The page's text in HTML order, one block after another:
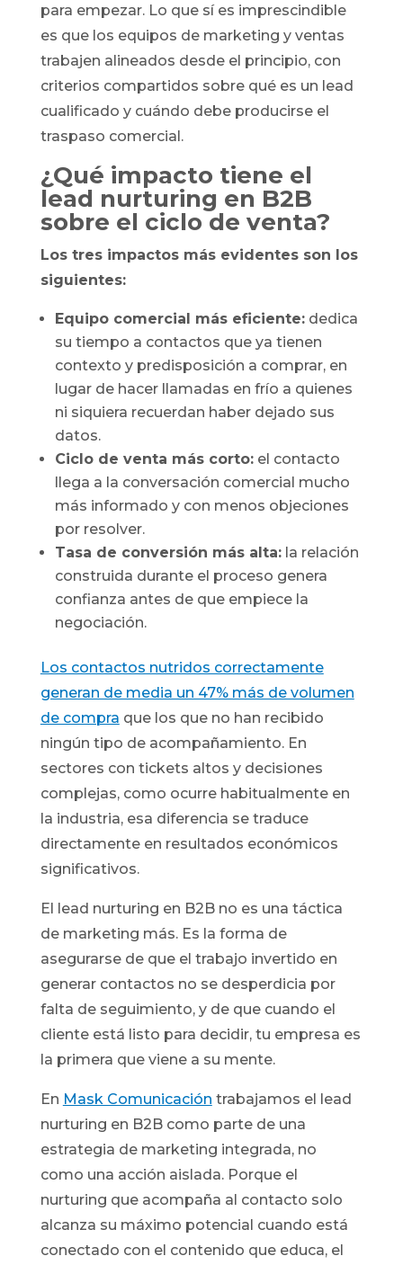
para empezar. Lo que sí es imprescindible
es que los equipos de marketing y ventas
trabajen alineados desde el principio, con
criterios compartidos sobre qué es un lead
cualificado y cuándo debe producirse el
traspaso comercial.
¿Qué impacto tiene el
lead nurturing en B2B
sobre el ciclo de venta?
Los tres impactos más evidentes son los
siguientes:
Equipo comercial más eficiente:dedica
su tiempo a contactos que ya tienen
contexto y predisposición a comprar, en
lugar de hacer llamadas en frío a quienes
ni siquiera recuerdan haber dejado sus
datos.
Ciclo de venta más corto:el contacto
llega a la conversación comercial mucho
más informado y con menos objeciones
por resolver.
Tasa de conversión más alta:la relación
construida durante el proceso genera
confianza antes de que empiece la
negociación.
Los contactos nutridos correctamente
generan de media un 47% más de volumen
de compra que los que no han recibido
ningún tipo de acompañamiento. En
sectores con tickets altos y decisiones
complejas, como ocurre habitualmente en
la industria, esa diferencia se traduce
directamente en resultados económicos
significativos.
El lead nurturing en B2B no es una táctica
de marketing más. Es la forma de
asegurarse de que el trabajo invertido en
generar contactos no se desperdicia por
falta de seguimiento, y de que cuando el
cliente está listo para decidir, tu empresa es
la primera que viene a su mente.
En Mask Comunicación trabajamos el lead
nurturing en B2B como parte de una
estrategia de marketing integrada, no
como una acción aislada. Porque el
nurturing que acompaña al contacto solo
alcanza su máximo potencial cuando está
conectado con el contenido que educa, el